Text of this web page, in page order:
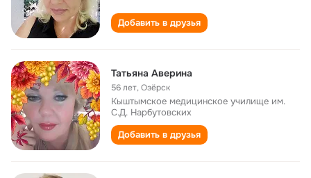
Добавить в друзья
Татьяна Аверина
56 лет,Озёрск
Кыштымское медицинское училище им.
С.Д. Нарбутовских
Добавить в друзья